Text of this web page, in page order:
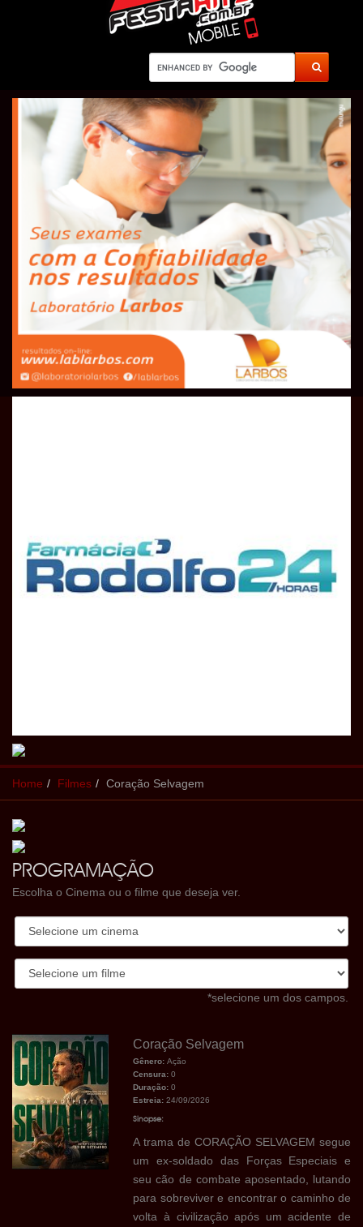
Home Filmes Coração Selvagem
PROGRAMAÇÃO
Escolha o Cinema ou o filme que deseja ver.
*selecione um dos campos.
Coração Selvagem
Gênero:Ação
Censura:0
Duração:0
Estreia:24/09/2026
Sinopse:
A trama de CORAÇÃO SELVAGEM segue
um ex-soldado das Forças Especiais e
seu cão de combate aposentado, lutando
para sobreviver e encontrar o caminho de
volta à civilização após um acidente de